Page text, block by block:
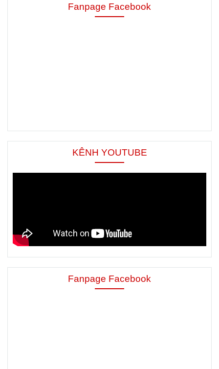
Fanpage Facebook
KÊNH YOUTUBE
Fanpage Facebook